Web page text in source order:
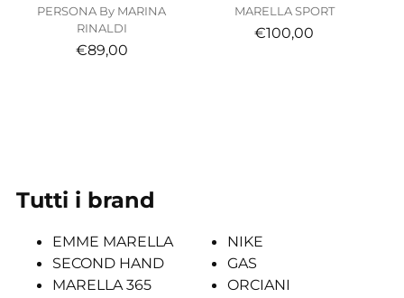
PERSONA By MARINA
RINALDI
€89,00
MARELLA SPORT
€100,00
Tutti i brand
EMME MARELLA
SECOND HAND
MARELLA 365
NIKE
GAS
ORCIANI